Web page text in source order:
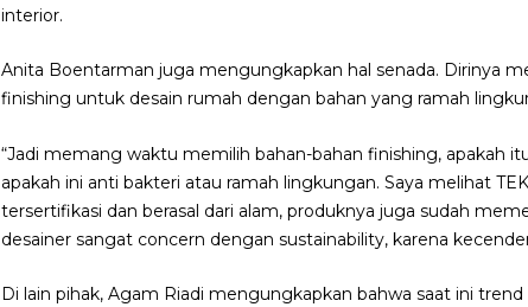
interior.
Anita Boentarman juga mengungkapkan hal senada. Dirinya
finishing untuk desain rumah dengan bahan yang ramah
“Jadi memang waktu memilih bahan-bahan finishing, apakah
apakah ini anti bakteri atau ramah lingkungan. Saya melihat
tersertifikasi dan berasal dari alam, produknya juga sudah
desainer sangat concern dengan sustainability, karena
Di lain pihak, Agam Riadi mengungkapkan bahwa saat ini